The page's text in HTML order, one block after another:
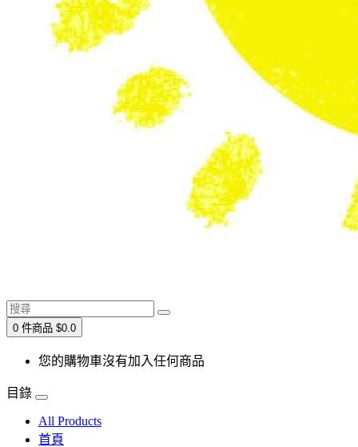
0 件商品 $0.0
您的購物車沒有加入任何商品
目錄
All Products
首頁